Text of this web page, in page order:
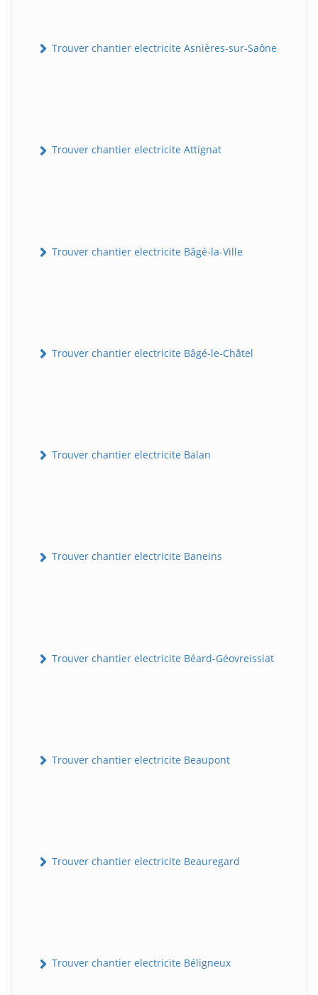
Trouver chantier electricite Asnières-sur-Saône
Trouver chantier electricite Attignat
Trouver chantier electricite Bâgé-la-Ville
Trouver chantier electricite Bâgé-le-Châtel
Trouver chantier electricite Balan
Trouver chantier electricite Baneins
Trouver chantier electricite Béard-Géovreissiat
Trouver chantier electricite Beaupont
Trouver chantier electricite Beauregard
Trouver chantier electricite Béligneux